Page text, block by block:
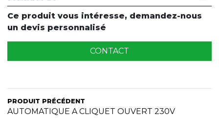
Ce produit vous intéresse, demandez-nous
un devis personnalisé
CONTACT
PRODUIT PRÉCÉDENT
AUTOMATIQUE A CLIQUET OUVERT 230V